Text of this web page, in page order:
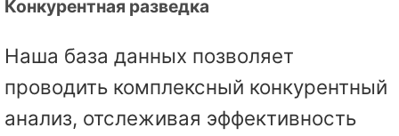
Конкурентная разведка
Наша база данных позволяет
проводить комплексный конкурентный
анализ, отслеживая эффективность